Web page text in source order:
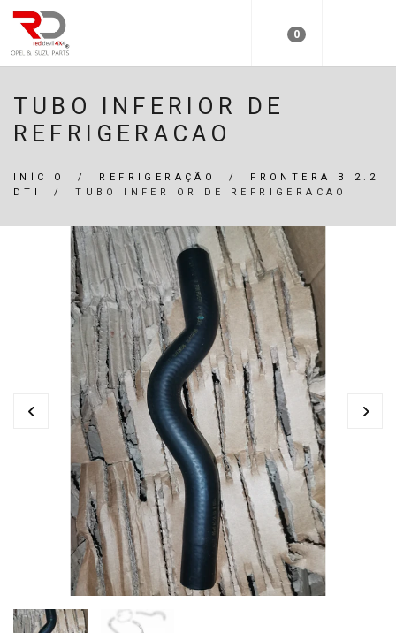
0
TUBO INFERIOR DE
REFRIGERACAO
INÍCIO / REFRIGERAÇÃO / FRONTERA B 2.2
DTI
/TUBO INFERIOR DE REFRIGERACAO